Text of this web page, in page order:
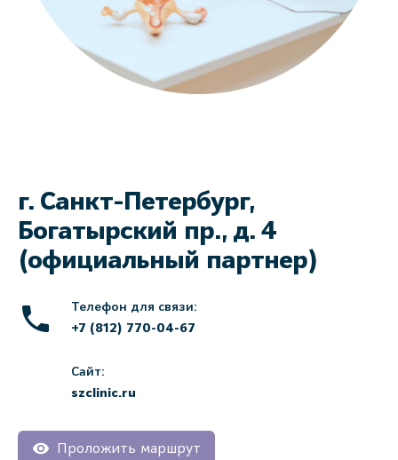
г. Санкт-Петербург,
Богатырский пр., д. 4
(официальный партнер)
Телефон для связи:
+7 (812) 770-04-67
Сайт:
szclinic.ru
Проложить маршрут